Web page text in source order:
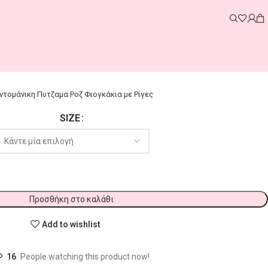
Πυτζαμα Ροζ Φιογκάκια με Ρίγες
SIZE
Προσθήκη στο καλάθι
Add to wishlist
16 People watching this product now!